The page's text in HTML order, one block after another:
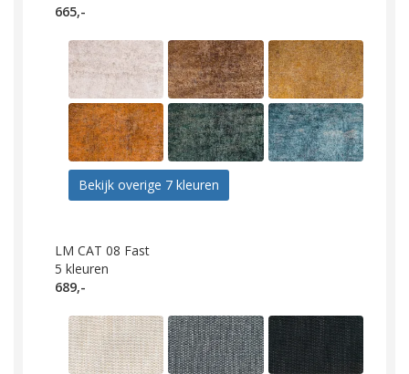
665,-
Bekijk overige 7 kleuren
LM CAT 08 Fast
5 kleuren
689,-